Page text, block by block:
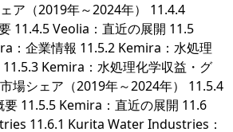
ア（2019年～2024年） 11.4.4
11.4.5 Veolia：直近の展開 11.5
：企業情報 11.5.2 Kemira：水処理
Kemira：水処理化学収益・グ
場シェア（2019年～2024年） 11.5.4
11.5.5 Kemira：直近の展開 11.6
11.6.1 Kurita Water Industries：